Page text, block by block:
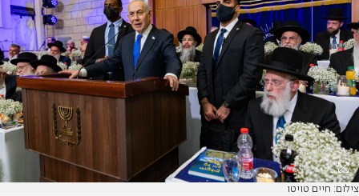
צילום: חיים טויטו